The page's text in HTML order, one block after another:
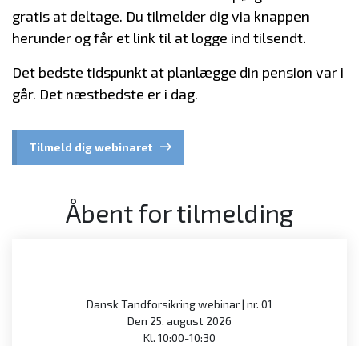
gratis at deltage. Du tilmelder dig via knappen
herunder og får et link til at logge ind tilsendt.
Det bedste tidspunkt at planlægge din pension var i
går. Det næstbedste er i dag.
Tilmeld dig webinaret
Åbent for tilmelding
Dansk Tandforsikring webinar | nr. 01
Den 25. august 2026
Kl. 10:00-10:30